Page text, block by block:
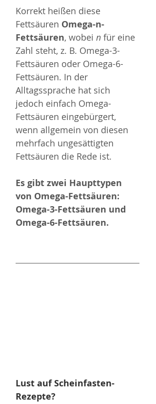
Korrekt heißen diese
Fettsäuren Omega-n-
Fettsäuren, wobei n für eine
Zahl steht, z. B. Omega-3-
Fettsäuren oder Omega-6-
Fettsäuren. In der
Alltagssprache hat sich
jedoch einfach Omega-
Fettsäuren eingebürgert,
wenn allgemein von diesen
mehrfach ungesättigten
Fettsäuren die Rede ist.
Es gibt zwei Haupttypen
von Omega-Fettsäuren:
Omega-3-Fettsäuren und
Omega-6-Fettsäuren.
Lust auf Scheinfasten-
Rezepte?